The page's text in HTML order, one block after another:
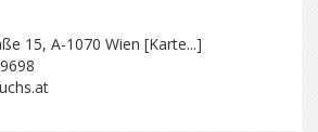
15, A-1070 Wien [Karte...]